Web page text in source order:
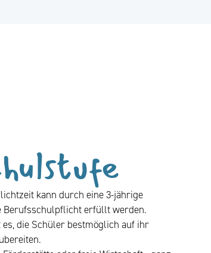
kann durch eine 3-jährige
Berufsschulpflicht erfüllt werden.
die Schüler bestmöglich auf ihr